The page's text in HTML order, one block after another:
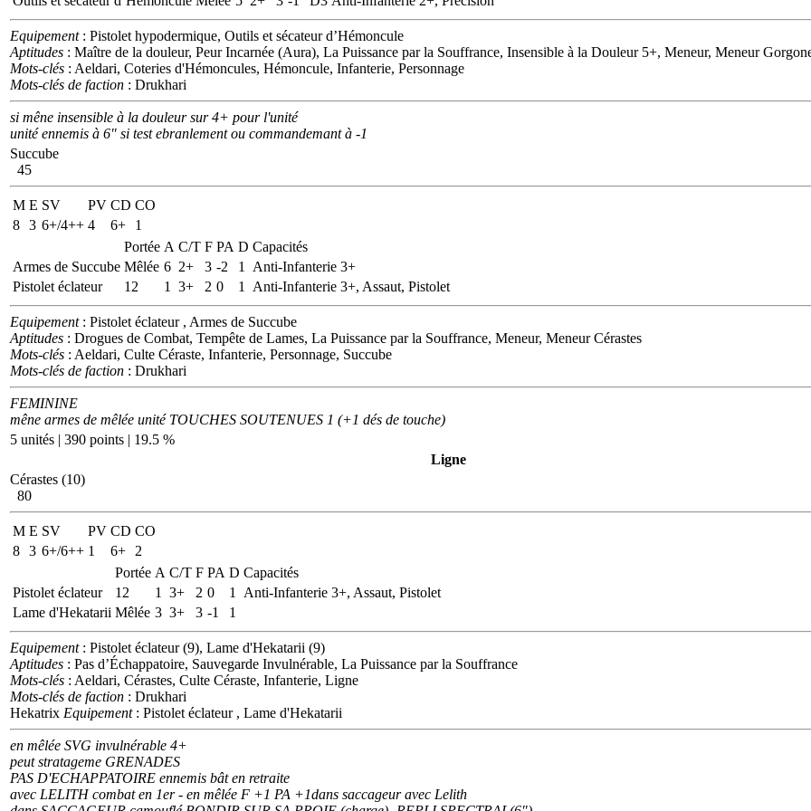
Equipement: Pistolet hypodermique, Outils et sécateur d’Hémoncule
Aptitudes : Maître de la douleur, Peur Incarnée (Aura), La Puissance par la Souffrance, Insensible à la Douleur 5+, Meneur, Meneur
Mots-clés : Aeldari, Coteries d'Hémoncules, Hémoncule, Infanterie, Personnage
Mots-clés de faction : Drukhari
si mêne insensible à la douleur sur 4+ pour l'unité
unité ennemis à 6" si test ebranlement ou commandemant à -1
Succube
45
M E SV PV CD CO
8 3 6+/4++ 4 6+
1
Portée A C/T F PA D Capacités
Armes de Succube Mêlée 6 2+ 3 -2 1
Anti-Infanterie 3+
Pistolet éclateur
12 1 3+ 2 0 1 Anti-Infanterie 3+, Assaut, Pistolet
Equipement: Pistolet éclateur , Armes de Succube
Aptitudes : Drogues de Combat, Tempête de Lames, La Puissance par la Souffrance, Meneur, Meneur Cérastes
Mots-clés : Aeldari, Culte Céraste, Infanterie, Personnage, Succube
Mots-clés de faction : Drukhari
FEMININE
mêne armes de mêlée unité TOUCHES SOUTENUES 1 (+1 dés de touche)
5 unités | 390 points | 19.5 %
Ligne
Cérastes (10)
80
M E SV PV CD CO
8 3 6+/6++ 1 6+
2
Portée A C/T F PA D Capacités
Pistolet éclateur
12 1 3+ 2 0 1
Anti-Infanterie 3+, Assaut, Pistolet
Lame d'Hekatarii Mêlée 3 3+ 3 -1 1
Equipement: Pistolet éclateur (9), Lame d'Hekatarii (9)
Aptitudes : Pas d’Échappatoire, Sauvegarde Invulnérable, La Puissance par la Souffrance
Mots-clés : Aeldari, Cérastes, Culte Céraste, Infanterie, Ligne
Mots-clés de faction : Drukhari
Hekatrix Equipement: Pistolet éclateur , Lame d'Hekatarii
en mêlée SVG invulnérable 4+
peut stratageme GRENADES
PAS D'ECHAPPATOIRE ennemis bât en retraite
avec LELITH combat en 1er - en mêlée F +1 PA +1dans saccageur avec Lelith